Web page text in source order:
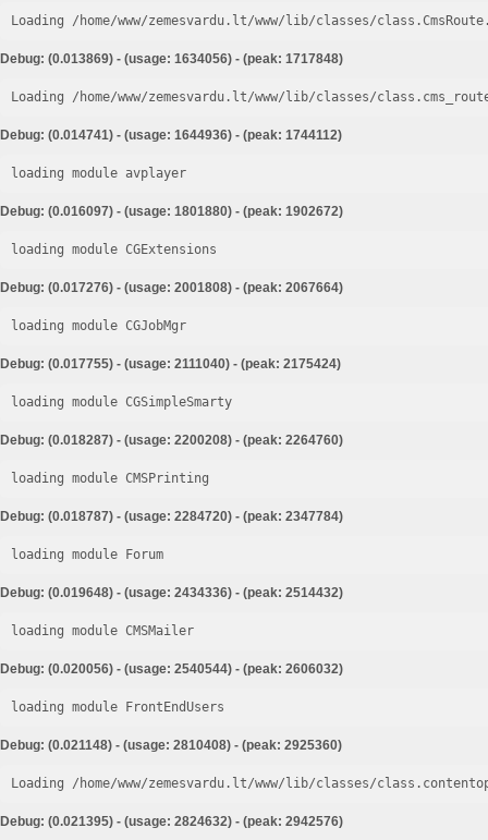
Loading /home/www/zemesvardu.lt/www/lib/classes/
Debug: (0.013869) - (usage: 1634056) - (peak: 1717848)
Loading /home/www/zemesvardu.lt/www/lib/classes/
Debug: (0.014741) - (usage: 1644936) - (peak: 1744112)
loading module avplayer
Debug: (0.016097) - (usage: 1801880) - (peak: 1902672)
loading module CGExtensions
Debug: (0.017276) - (usage: 2001808) - (peak: 2067664)
loading module CGJobMgr
Debug: (0.017755) - (usage: 2111040) - (peak: 2175424)
loading module CGSimpleSmarty
Debug: (0.018287) - (usage: 2200208) - (peak: 2264760)
loading module CMSPrinting
Debug: (0.018787) - (usage: 2284720) - (peak: 2347784)
loading module Forum
Debug: (0.019648) - (usage: 2434336) - (peak: 2514432)
loading module CMSMailer
Debug: (0.020056) - (usage: 2540544) - (peak: 2606032)
loading module FrontEndUsers
Debug: (0.021148) - (usage: 2810408) - (peak: 2925360)
Loading /home/www/zemesvardu.lt/www/lib/classes/
Debug: (0.021395) - (usage: 2824632) - (peak: 2942576)